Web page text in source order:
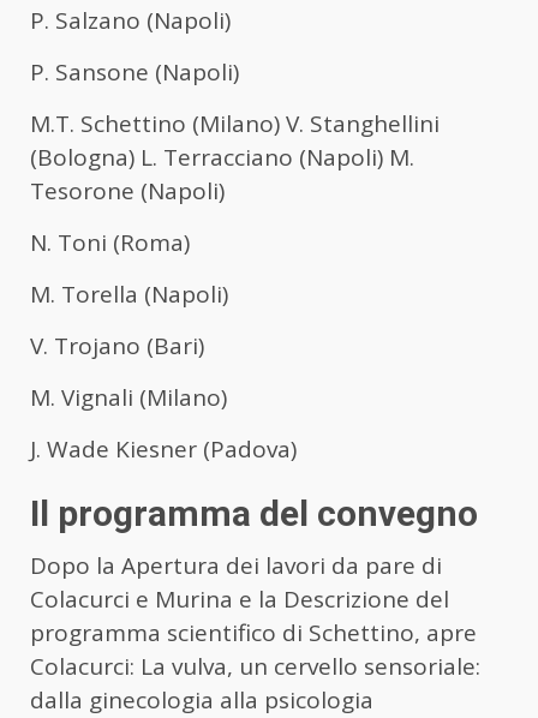
P. Salzano (Napoli)
P. Sansone (Napoli)
M.T. Schettino (Milano) V. Stanghellini
(Bologna) L. Terracciano (Napoli) M.
Tesorone (Napoli)
N. Toni (Roma)
M. Torella (Napoli)
V. Trojano (Bari)
M. Vignali (Milano)
J. Wade Kiesner (Padova)
Il programma del convegno
Dopo la Apertura dei lavori da pare di
Colacurci e Murina e la Descrizione del
programma scientifico di Schettino, apre
Colacurci: La vulva, un cervello sensoriale:
dalla ginecologia alla psicologia